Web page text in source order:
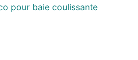
pour baie coulissante